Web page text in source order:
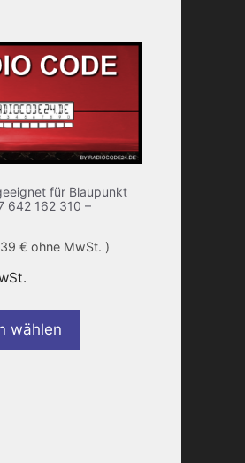
für Blaupunkt
642 162 310 –
€ohne MwSt. )
wählen